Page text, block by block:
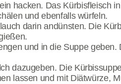
hacken. Das Kürbisfleisch
und ebenfalls würfeln.
darin andünsten. Die
und in die Suppe geben.
dazugeben. Die
lassen und mit Diätwürze,